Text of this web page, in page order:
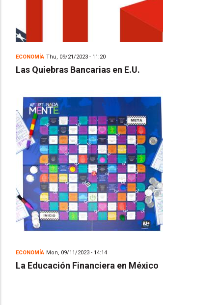
ECONOMÍA Thu, 09/21/2023 - 11:20
Las Quiebras Bancarias en E.U.
ECONOMÍA Mon, 09/11/2023 - 14:14
La Educación Financiera en México